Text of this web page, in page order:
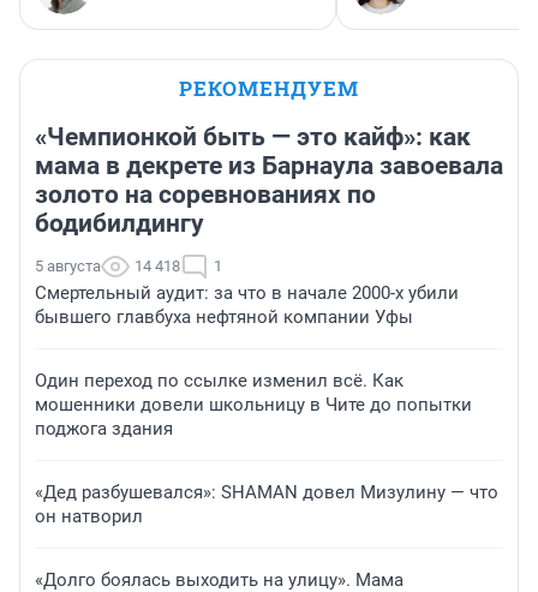
РЕКОМЕНДУЕМ
«Чемпионкой быть — это кайф»: как
мама в декрете из Барнаула завоевала
золото на соревнованиях по
бодибилдингу
5 августа 14 418 1
Смертельный аудит: за что в начале 2000-х убили
бывшего главбуха нефтяной компании Уфы
Один переход по ссылке изменил всё. Как
мошенники довели школьницу в Чите до попытки
поджога здания
«Дед разбушевался»: SHAMAN довел Мизулину — что
он натворил
«Долго боялась выходить на улицу». Мама